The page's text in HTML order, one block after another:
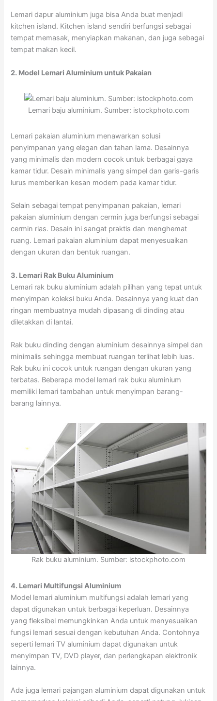
Lemari dapur aluminium juga bisa Anda buat menjadi
kitchen island. Kitchen island sendiri berfungsi sebagai
tempat memasak, menyiapkan makanan, dan juga sebagai
tempat makan kecil.
2. Model Lemari Aluminium untuk Pakaian
Lemari baju aluminium. Sumber: istockphoto.com
Lemari pakaian aluminium menawarkan solusi
penyimpanan yang elegan dan tahan lama. Desainnya
yang minimalis dan modern cocok untuk berbagai gaya
kamar tidur. Desain minimalis yang simpel dan garis-garis
lurus memberikan kesan modern pada kamar tidur.
Selain sebagai tempat penyimpanan pakaian, lemari
pakaian aluminium dengan cermin juga berfungsi sebagai
cermin rias. Desain ini sangat praktis dan menghemat
ruang. Lemari pakaian aluminium dapat menyesuaikan
dengan ukuran dan bentuk ruangan.
3. Lemari Rak Buku Aluminium
Lemari rak buku aluminium adalah pilihan yang tepat untuk
menyimpan koleksi buku Anda. Desainnya yang kuat dan
ringan membuatnya mudah dipasang di dinding atau
diletakkan di lantai.
Rak buku dinding dengan aluminium desainnya simpel dan
minimalis sehingga membuat ruangan terlihat lebih luas.
Rak buku ini cocok untuk ruangan dengan ukuran yang
terbatas. Beberapa model lemari rak buku aluminium
memiliki lemari tambahan untuk menyimpan barang-
barang lainnya.
Rak buku aluminium. Sumber: istockphoto.com
4. Lemari Multifungsi Aluminium
Model lemari aluminium multifungsi adalah lemari yang
dapat digunakan untuk berbagai keperluan. Desainnya
yang fleksibel memungkinkan Anda untuk menyesuaikan
fungsi lemari sesuai dengan kebutuhan Anda. Contohnya
seperti lemari TV aluminium dapat digunakan untuk
menyimpan TV, DVD player, dan perlengkapan elektronik
lainnya.
Ada juga lemari pajangan aluminium dapat digunakan untuk